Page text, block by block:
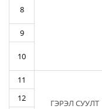
8
9
10
11
ГЭРЭЛ СУУЛТ
12